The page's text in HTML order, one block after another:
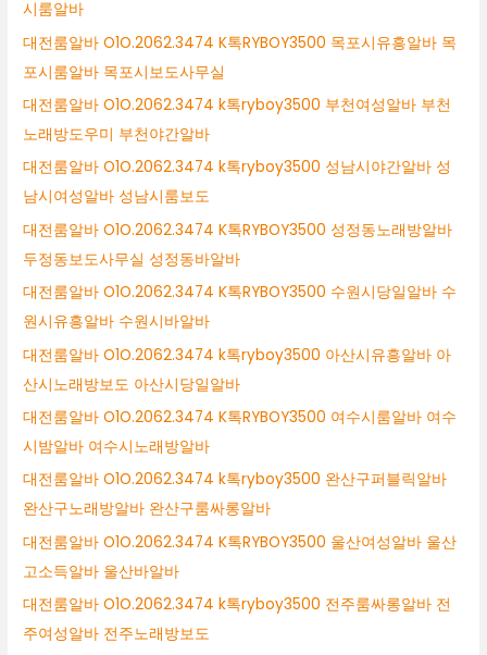
시룸알바
대전룸알바 O1O.2062.3474 K톡RYBOY3500 목포시유흥알바 목
포시룸알바 목포시보도사무실
대전룸알바 O1O.2062.3474 k톡ryboy3500 부천여성알바 부천
노래방도우미 부천야간알바
대전룸알바 O1O.2062.3474 k톡ryboy3500 성남시야간알바 성
남시여성알바 성남시룸보도
대전룸알바 O1O.2062.3474 K톡RYBOY3500 성정동노래방알바
두정동보도사무실 성정동바알바
대전룸알바 O1O.2062.3474 K톡RYBOY3500 수원시당일알바 수
원시유흥알바 수원시바알바
대전룸알바 O1O.2062.3474 k톡ryboy3500 아산시유흥알바 아
산시노래방보도 아산시당일알바
대전룸알바 O1O.2062.3474 K톡RYBOY3500 여수시룸알바 여수
시밤알바 여수시노래방알바
대전룸알바 O1O.2062.3474 k톡ryboy3500 완산구퍼블릭알바
완산구노래방알바 완산구룸싸롱알바
대전룸알바 O1O.2062.3474 K톡RYBOY3500 울산여성알바 울산
고소득알바 울산바알바
대전룸알바 O1O.2062.3474 k톡ryboy3500 전주룸싸롱알바 전
주여성알바 전주노래방보도